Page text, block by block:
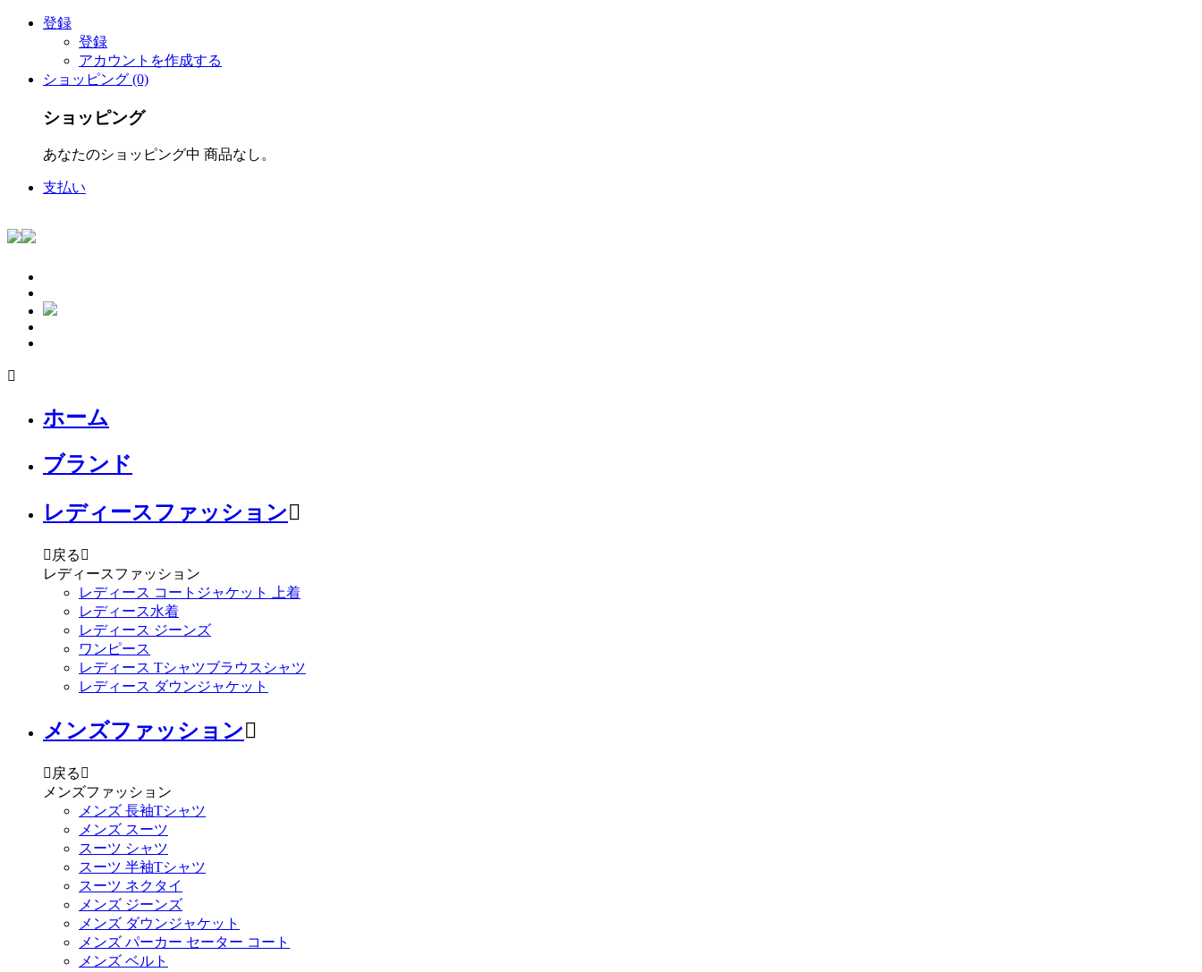
登録
登録
アカウントを作成する
ショッピング (0)
ショッピング
あなたのショッピング中 商品なし。
支払い

ホーム
ブランド
レディースファッション
 戻る 
レディースファッション
レディース コートジャケット 上着
レディース水着
レディース ジーンズ
ワンピース
レディース Tシャツブラウスシャツ
レディース ダウンジャケット
メンズファッション
 戻る 
メンズファッション
メンズ 長袖Tシャツ
メンズ スーツ
スーツ シャツ
スーツ 半袖Tシャツ
スーツ ネクタイ
メンズ ジーンズ
メンズ ダウンジャケット
メンズ パーカー セーター コート
メンズ ベルト